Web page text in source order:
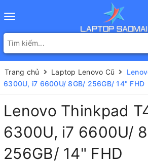
Toggle
Trang chủ Laptop Lenovo Cũ
6300U, i7 6600U/ 8GB/ 256GB/ 14" FHD
Lenovo Thinkpad
6300U, i7 6600U/
256GB/ 14" FHD